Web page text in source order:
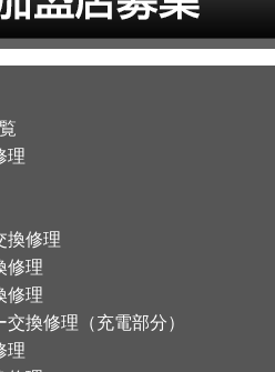
理
換修理
修理
修理
換修理（充電部分）
理